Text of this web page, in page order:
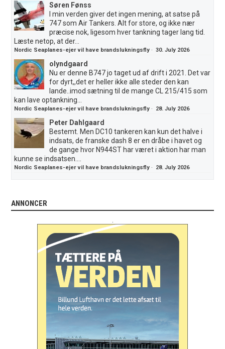
Søren Fønss
I min verden giver det ingen mening, at satse på
747 som Air Tankers. Alt for store, og ikke nær
præcise nok, ligesom hver tankning tager lang tid.
Læste netop, at der...
Nordic Seaplanes-ejer vil have brandslukningsfly ·30. July 2026
olyndgaard
Nu er denne B747 jo taget ud af drift i 2021. Det var
for dyrt,,det er heller ikke alle steder den kan
lande..imod sætning til de mange CL 215/415 som
kan lave optankning...
Nordic Seaplanes-ejer vil have brandslukningsfly · 28. July 2026
Peter Dahlgaard
Bestemt. Men DC10 tankeren kan kun det halve i
indsats, de franske dash 8 er en dråbe i havet og
de gange hvor N944ST har været i aktion har man
kunne se indsatsen....
Nordic Seaplanes-ejer vil have brandslukningsfly · 28. July 2026
ANNONCER